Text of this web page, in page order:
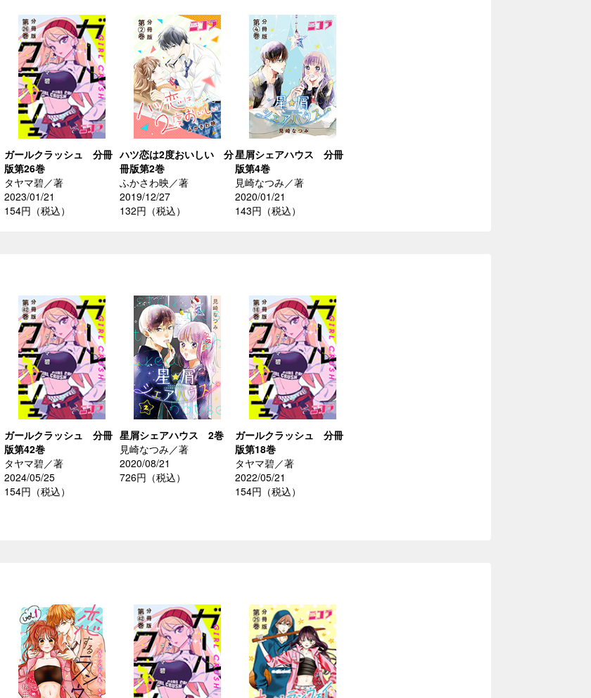
ガールクラッシュ 分冊
版第26巻
タヤマ碧／著
2023/01/21
154円（税込）
ハツ恋は2度おいしい 分
冊版第2巻
ふかさわ映／著
2019/12/27
132円（税込）
星屑シェアハウス 分冊
版第4巻
見崎なつみ／著
2020/01/21
143円（税込）
ガールクラッシュ 分冊
版第42巻
タヤマ碧／著
2024/05/25
154円（税込）
星屑シェアハウス 2巻
見崎なつみ／著
2020/08/21
726円（税込）
ガールクラッシュ 分冊
版第18巻
タヤマ碧／著
2022/05/21
154円（税込）